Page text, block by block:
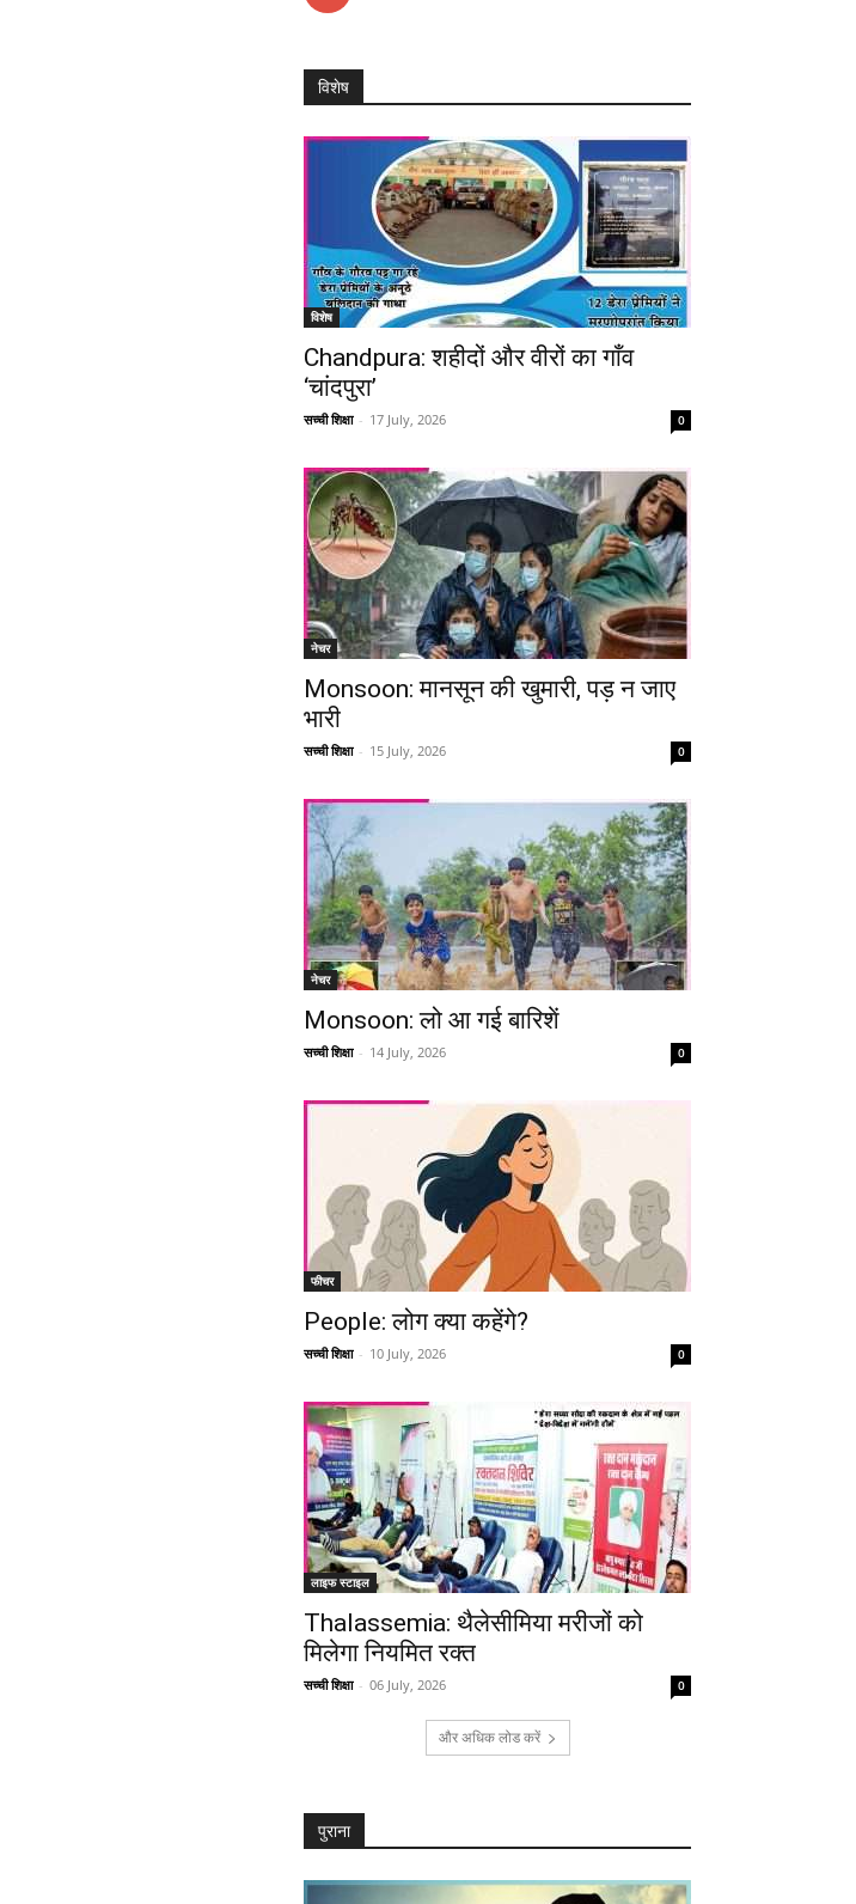
विशेष
विशेष
Chandpura: शहीदों और वीरों का गाँव
‘चांदपुरा’
सच्ची शिक्षा - 17 July, 2026 0
नेचर
Monsoon: मानसून की खुमारी, पड़ न जाए
भारी
सच्ची शिक्षा - 15 July, 2026 0
नेचर
Monsoon: लो आ गई बारिशें
सच्ची शिक्षा - 14 July, 2026 0
फीचर
People: लोग क्या कहेंगे?
सच्ची शिक्षा - 10 July, 2026 0
लाइफ स्टाइल
Thalassemia: थैलेसीमिया मरीजों को
मिलेगा नियमित रक्त
सच्ची शिक्षा - 06 July, 2026 0
और अधिक लोड करें
पुराना